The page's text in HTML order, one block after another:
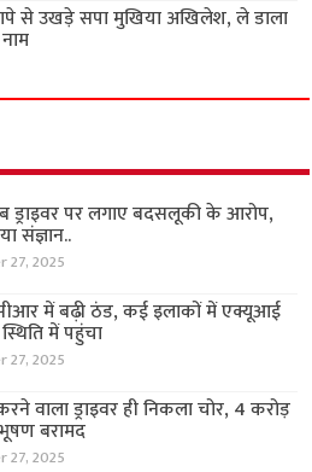
से उखड़े सपा मुखिया अखिलेश, ले डाला
ड्राइवर पर लगाए बदसलूकी के आरोप,
संज्ञान..
27, 2025
में बढ़ी ठंड, कई इलाकों में एक्यूआई
में पहुंचा
27, 2025
वाला ड्राइवर ही निकला चोर, 4 करोड़
बरामद
27, 2025